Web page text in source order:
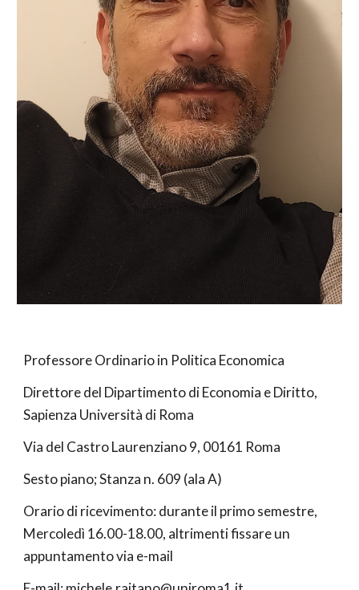
ProfessoreOrdinarioin Politica Economica
Direttore del Dipartimento di Economia e Diritto,
Sapienza Università di Roma
Via del Castro Laurenziano 9, 00161 Roma
Sesto piano; Stanza n. 609 (alaA)
Orario di ricevimento: durante il primo semestre,
Mercoledì 16.00-18.00, altrimenti fissare un
appuntamento via e-mail